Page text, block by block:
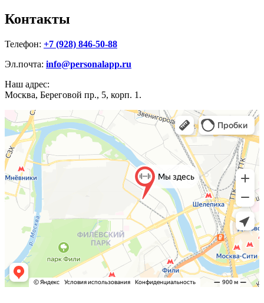
Контакты
Телефон: +7 (928) 846-50-88
Эл.почта: info@personalapp.ru
Наш адрес:
Москва, Береговой пр., 5, корп. 1.